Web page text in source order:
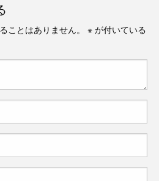
ことはありません。 ※ が付いている